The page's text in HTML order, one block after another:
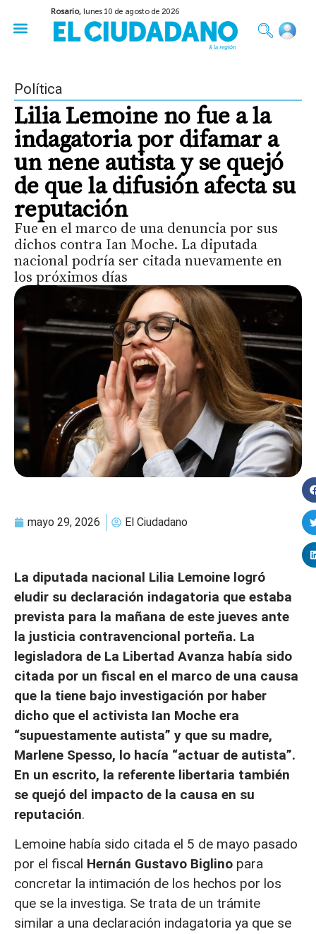
Rosario,lunes 10 de agosto de 2026
Política
Lilia Lemoine no fue a la
indagatoria por difamar a
un nene autista y se quejó
de que la difusión afecta su
reputación
Fue en el marco de una denuncia por sus
dichos contra Ian Moche. La diputada
nacional podría ser citada nuevamente en
los próximos días
mayo 29, 2026 El Ciudadano
La diputada nacional Lilia Lemoine logró
eludir su declaración indagatoria que estaba
prevista para la mañana de este jueves ante
la justicia contravencional porteña. La
legisladora de La Libertad Avanza había sido
citada por un fiscal en el marco de una causa
que la tiene bajo investigación por haber
dicho que el activista Ian Moche era
“supuestamente autista” y que su madre,
Marlene Spesso, lo hacía “actuar de autista”.
En un escrito, la referente libertaria también
se quejó del impacto de la causa en su
reputación.
Lemoine había sido citada el 5 de mayo pasado
por el fiscal Hernán Gustavo Biglino para
concretar la intimación de los hechos por los
que se la investiga. Se trata de un trámite
similar a una declaración indagatoria ya que se